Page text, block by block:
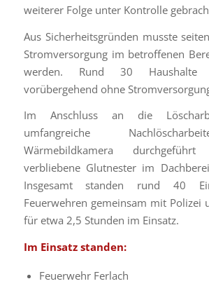
weiterer Folge unter Kontrolle
Aus Sicherheitsgründen musste
Stromversorgung im betroffenen
werden. Rund 30 Haushalte
vorübergehend ohne
Im Anschluss an die
umfangreiche
Wärmebildkamera
verbliebene Glutnester im
Insgesamt standen rund 40
Feuerwehren gemeinsam mit Polizei
für etwa 2,5 Stunden im Einsatz.
Im Einsatz standen:
Feuerwehr Ferlach